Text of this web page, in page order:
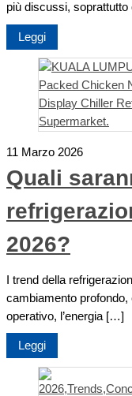
più discussi,
Leggi
11 Marzo 2026
Quali
2026?
I trend della
cambiamento profondo,
operativo, l’energia […]
Leggi